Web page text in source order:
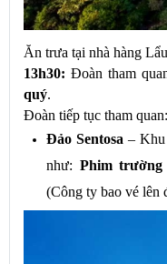
Ăn trưa tại nhà hàng
13h30:
quý.
Đoàn tiếp tục tham
Đảo Sentosa – Khu
như: Phim trường